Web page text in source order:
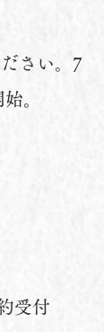
さい。7
。
受付